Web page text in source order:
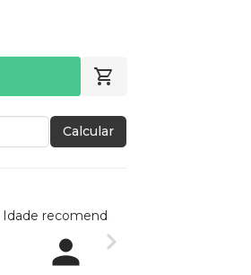
Calcular
Idade recomendada